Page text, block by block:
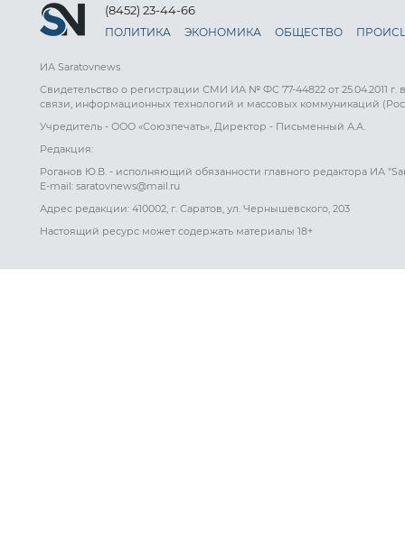
(8452) 23-44-66
ПОЛИТИКА ЭКОНОМИКА ОБЩЕСТВО
ИА Saratovnews
Свидетельство о регистрации СМИ ИА № ФС 77-44822 от 25.04.2011
связи, информационных технологий и массовых коммуникаций
Учредитель - ООО «Союзпечать», Директор - Письменный А.А.
Редакция:
Роганов Ю.В. - исполняющий обязанности главного редактора ИА
E-mail: saratovnews@mail.ru
Адрес редакции: 410002, г. Саратов, ул. Чернышевского, 203
Настоящий ресурс может содержать материалы 18+